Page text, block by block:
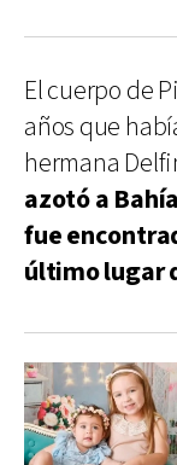
El cuerpo de
años que
hermana
azotó a
fue
último lugar